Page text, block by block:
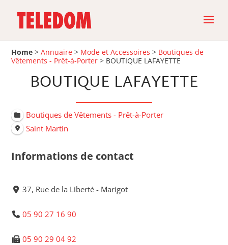
Home >Annuaire > Mode et Accessoires > Boutiques de
Vêtements - Prêt-à-Porter > BOUTIQUE LAFAYETTE
BOUTIQUE LAFAYETTE
Boutiques de Vêtements - Prêt-à-Porter
Saint Martin
Informations de contact
37, Rue de la Liberté - Marigot
05 90 27 16 90
05 90 29 04 92